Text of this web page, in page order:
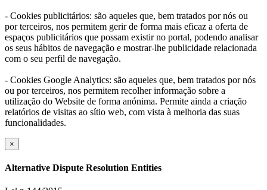
- Cookies publicitários: são aqueles que, bem tratados por nós ou
por terceiros, nos permitem gerir de forma mais eficaz a oferta de
espaços publicitários que possam existir no portal, podendo analisar
os seus hábitos de navegação e mostrar-lhe publicidade relacionada
com o seu perfil de navegação.
- Cookies Google Analytics: são aqueles que, bem tratados por nós
ou por terceiros, nos permitem recolher informação sobre a
utilização do Website de forma anónima. Permite ainda a criação
relatórios de visitas ao sítio web, com vista à melhoria das suas
funcionalidades.
×
Alternative Dispute Resolution Entities